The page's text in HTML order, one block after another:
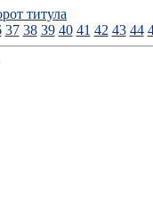
титула
37 38 39 40 41 42 43 44